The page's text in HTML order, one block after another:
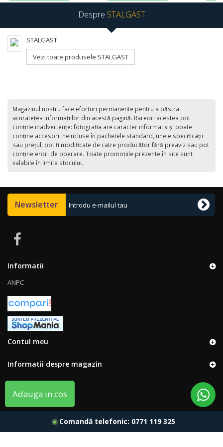
Adauga in cos
Despre STALGAST
STALGAST
Vezi toate produsele STALGAST
Magazinul nostru face eforturi permanente pentru a păstra
acurateţea informaţiilor din acestă pagină. Rareori acestea pot
conţine inadvertenţe: fotografia are caracter informativ şi poate
conţine accesorii neincluse în pachetele standard, unele specificaţii
sau preţul, pot fi modificate de catre producător fără preaviz sau pot
conţine erori de operare. Toate promoţiile prezente în site sunt
valabile în limita stocului.
Newsletter
Informatii
ANPC
Contul meu
Informatii despre magazin
Comandă telefonic: 0771 119 325